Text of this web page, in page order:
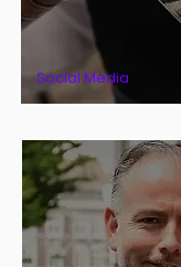
Social Media